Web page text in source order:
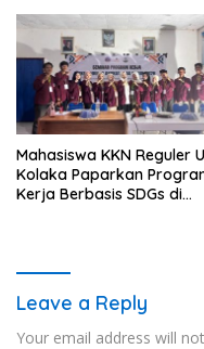
Premanisme Industrial
Mahasiswa KKN Reguler
Kolaka Paparkan
Kerja Berbasis SDGs di
Leave a Reply
Your email address will